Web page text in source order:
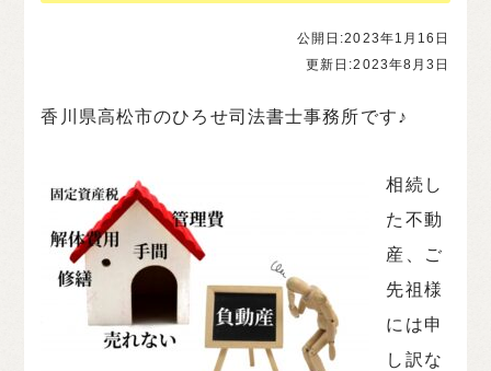
公開日:2023年1月16日
更新日:2023年8月3日
香川県高松市のひろせ司法書士事務所です♪
相続し
た不動
産、ご
先祖様
には申
し訳な